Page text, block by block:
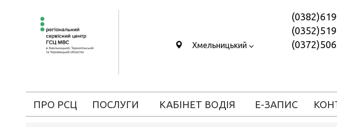
Хмельницький
ПРО РСЦ ПОСЛУГИ КАБІНЕТ ВОДІЯ Е-ЗАПИС